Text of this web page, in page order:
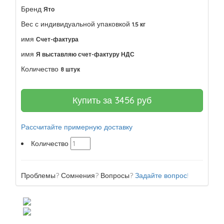
Бренд Ято
Вес с индивидуальной упаковкой 1.5 кг
имя Счет-фактура
имя Я выставляю счет-фактуру НДС
Количество 8 штук
Купить за 3456 руб
Рассчитайте примерную доставку
Количество
Проблемы? Сомнения? Вопросы? Задайте вопрос!